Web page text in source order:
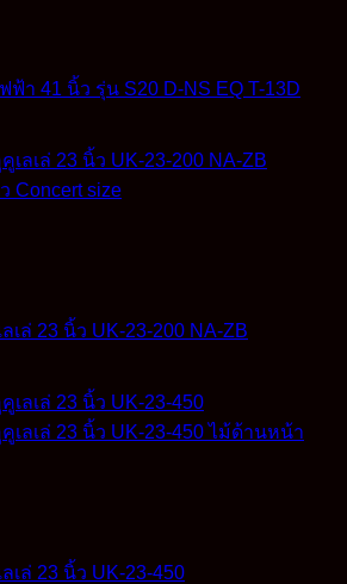
ฟ้า 41 นิ้ว รุ่น S20 D-NS EQ T-13D
เล่ 23 นิ้ว UK-23-200 NA-ZB
เล่ 23 นิ้ว UK-23-450